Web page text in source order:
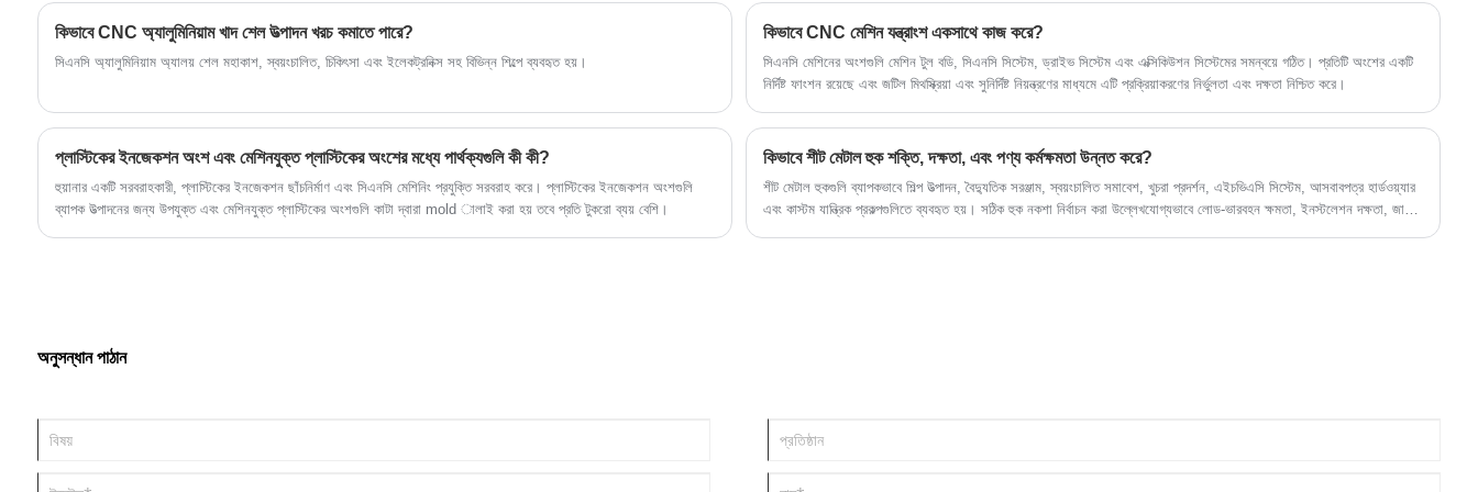
কিভাবে CNC অ্যালুমিনিয়াম খাদ শেল উত্পাদন খরচ কমাতে পারে?
সিএনসি অ্যালুমিনিয়াম অ্যালয় শেল মহাকাশ, স্বয়ংচালিত, চিকিৎসা এবং ইলেকট্রনিক্স সহ বিভিন্ন শিল্পে ব্যবহৃত হয়।
কিভাবে CNC মেশিন যন্ত্রাংশ একসাথে কাজ করে?
সিএনসি মেশিনের অংশগুলি মেশিন টুল বডি, সিএনসি সিস্টেম, ড্রাইভ সিস্টেম এবং এক্সিকিউশন সিস্টেমের সমন্বয়ে গঠিত। প্রতিটি অংশের একটি
নির্দিষ্ট ফাংশন রয়েছে এবং জটিল মিথস্ক্রিয়া এবং সুনির্দিষ্ট নিয়ন্ত্রণের মাধ্যমে এটি প্রক্রিয়াকরণের নির্ভুলতা এবং দক্ষতা নিশ্চিত করে।
প্লাস্টিকের ইনজেকশন অংশ এবং মেশিনযুক্ত প্লাস্টিকের অংশের মধ্যে পার্থক্যগুলি কী কী?
হুয়ানার একটি সরবরাহকারী, প্লাস্টিকের ইনজেকশন ছাঁচনির্মাণ এবং সিএনসি মেশিনিং প্রযুক্তি সরবরাহ করে। প্লাস্টিকের ইনজেকশন অংশগুলি
ব্যাপক উত্পাদনের জন্য উপযুক্ত এবং মেশিনযুক্ত প্লাস্টিকের অংশগুলি কাটা দ্বারা mold ালাই করা হয় তবে প্রতি টুকরো ব্যয় বেশি।
কিভাবে শীট মেটাল হুক শক্তি, দক্ষতা, এবং পণ্য কর্মক্ষমতা উন্নত করে?
শীট মেটাল হুকগুলি ব্যাপকভাবে শিল্প উত্পাদন, বৈদ্যুতিক সরঞ্জাম, স্বয়ংচালিত সমাবেশ, খুচরা প্রদর্শন, এইচভিএসি সিস্টেম, আসবাবপত্র হার্ডওয়্যার
এবং কাস্টম যান্ত্রিক প্রকল্পগুলিতে ব্যবহৃত হয়। সঠিক হুক নকশা নির্বাচন করা উল্লেখযোগ্যভাবে লোড-ভারবহন ক্ষমতা, ইনস্টলেশন দক্ষতা, জারা
অনুসন্ধান পাঠান